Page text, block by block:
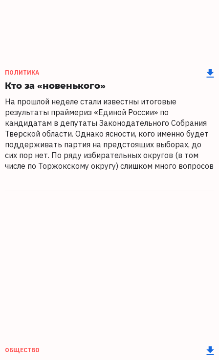
ПОЛИТИКА
Кто за «новенького»
На прошлой неделе стали известны итоговые
результаты праймериз «Единой России» по
кандидатам в депутаты Законодательного Собрания
Тверской области. Однако ясности, кого именно будет
поддерживать партия на предстоящих выборах, до
сих пор нет. По ряду избирательных округов (в том
числе по Торжокскому округу) слишком много вопросов
ОБЩЕСТВО